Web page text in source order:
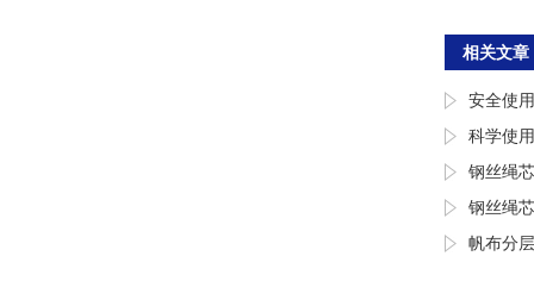
相关文章
安全使
科学使
钢丝绳
钢丝绳
帆布分